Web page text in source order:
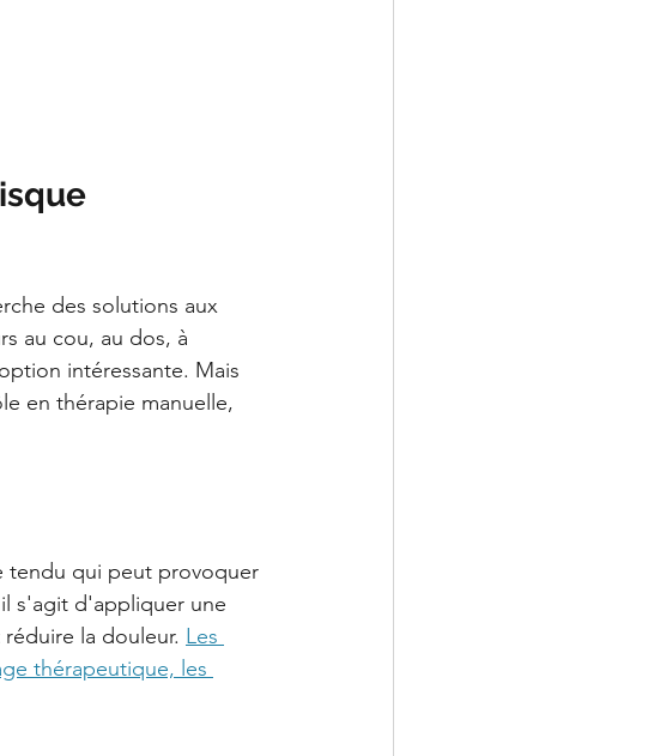
des solutions aux
au cou, au dos, à
intéressante. Mais
en thérapie manuelle,
tendu qui peut provoquer
s'agit d'appliquer une
la douleur. Les
thérapeutique, les